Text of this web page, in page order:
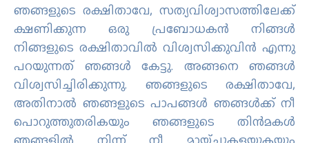
ഞങ്ങളുടെ രക്ഷിതാവേ, സത്യവിശ്വാസത്തിലേക്ക്
ക്ഷണിക്കുന്ന ഒരു പ്രബോധകന്‍ നിങ്ങള്‍
നിങ്ങളുടെ രക്ഷിതാവില്‍ വിശ്വസിക്കുവിന്‍ എന്നു
പറയുന്നത് ഞങ്ങള്‍ കേട്ടു. അങ്ങനെ ഞങ്ങള്‍
വിശ്വസിച്ചിരിക്കുന്നു. ഞങ്ങളുടെ രക്ഷിതാവേ,
അതിനാല്‍ ഞങ്ങളുടെ പാപങ്ങള്‍ ഞങ്ങള്‍ക്ക് നീ
പൊറുത്തുതരികയും ഞങ്ങളുടെ തിന്‍മകള്‍